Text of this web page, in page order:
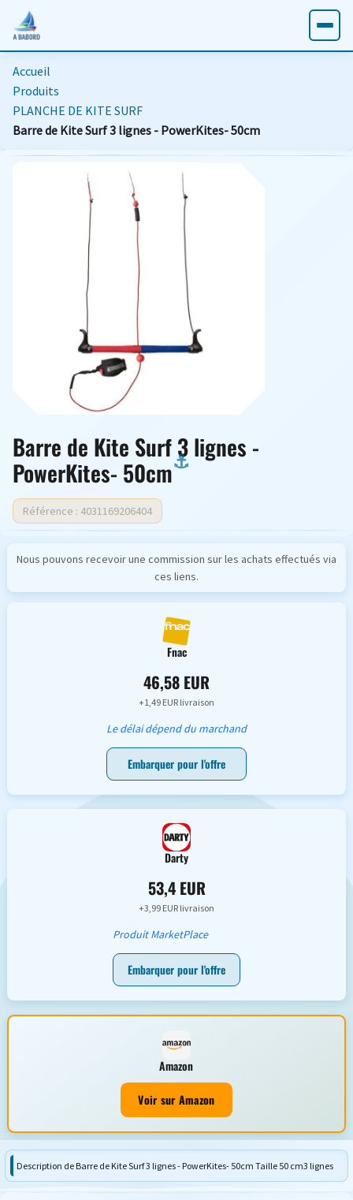
Accueil
Produits
PLANCHE DE KITE SURF
Barre de Kite Surf 3 lignes - PowerKites- 50cm
Barre de Kite Surf 3 lignes -
PowerKites- 50cm
Référence : 4031169206404
Nous pouvons recevoir une commission sur les achats effectués via
ces liens.
Fnac
46,58 EUR
+1,49 EUR livraison
Le délai dépend du marchand
Embarquer pour l'offre
Darty
53,4 EUR
+3,99 EUR livraison
Produit MarketPlace
Embarquer pour l'offre
Amazon
Voir sur Amazon
Description de Barre de Kite Surf 3 lignes - PowerKites- 50cm Taille 50 cm3 lignes